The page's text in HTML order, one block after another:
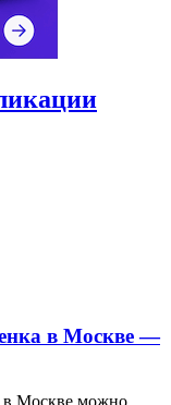
в Москве —